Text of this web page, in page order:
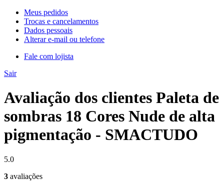
Meus pedidos
Trocas e cancelamentos
Dados pessoais
Alterar e-mail ou telefone
Fale com lojista
Sair
Avaliação dos clientes Paleta de
sombras 18 Cores Nude de alta
pigmentação - SMACTUDO
5.0
3 avaliações